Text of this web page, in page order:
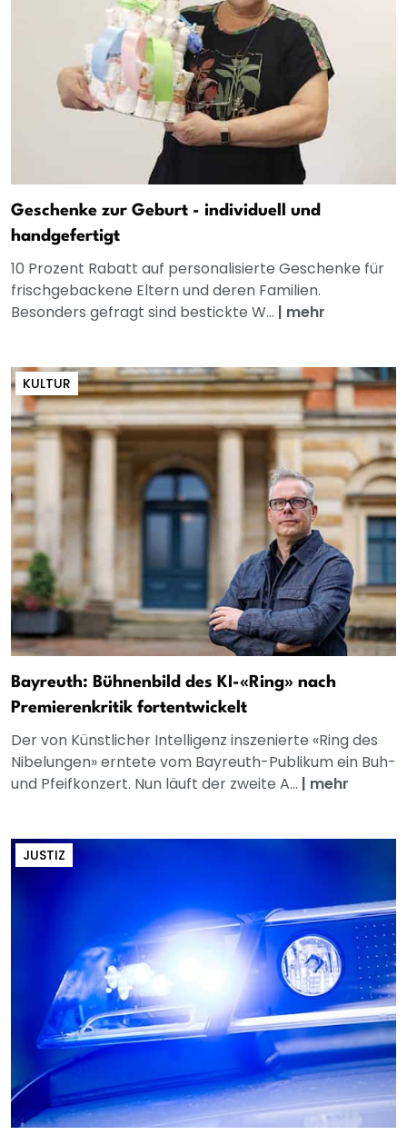
Geschenke zur Geburt - individuell und
handgefertigt
10 Prozent Rabatt auf personalisierte Geschenke für
frischgebackene Eltern und deren Familien.
Besonders gefragt sind bestickte W... | mehr
KULTUR
Bayreuth: Bühnenbild des KI-«Ring» nach
Premierenkritik fortentwickelt
Der von Künstlicher Intelligenz inszenierte «Ring des
Nibelungen» erntete vom Bayreuth-Publikum ein Buh-
und Pfeifkonzert. Nun läuft der zweite A... | mehr
JUSTIZ